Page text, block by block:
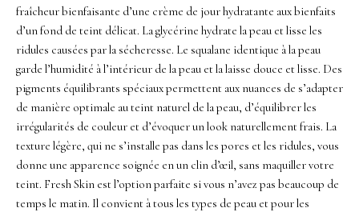
fraîcheur bienfaisante d’une crème de jour hydratante aux bienfaits
d’un fond de teint délicat. La glycérine hydrate la peau et lisse les
ridules causées par la sécheresse. Le squalane identique à la peau
garde l’humidité à l’intérieur de la peau et la laisse douce et lisse. Des
pigments équilibrants spéciaux permettent aux nuances de s’adapter
de manière optimale au teint naturel de la peau, d’équilibrer les
irrégularités de couleur et d’évoquer un look naturellement frais. La
texture légère, qui ne s’installe pas dans les pores et les ridules, vous
donne une apparence soignée en un clin d’œil, sans maquiller votre
teint. Fresh Skin est l’option parfaite si vous n’avez pas beaucoup de
temps le matin. Il convient à tous les types de peau et pour les